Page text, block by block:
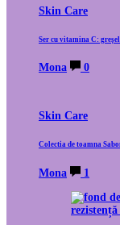
Skin Care
Ser cu vitamina C:
Mona 0
Skin Care
Colectia de toamna
Mona 1